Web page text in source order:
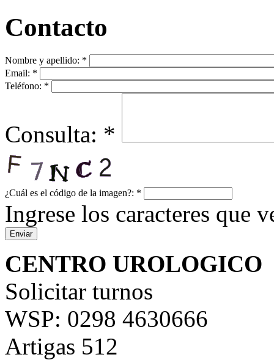
Contacto
Nombre y apellido: *
Email: *
Teléfono: *
Consulta: *
¿Cuál es el código de la imagen?: *
Ingrese los caracteres que
CENTRO UROLOGICO
Solicitar turnos
WSP: 0298 4630666
Artigas 512